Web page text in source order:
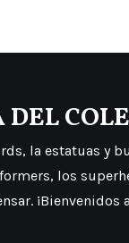
DEL
la estatuas
los
¡Bienvenidos